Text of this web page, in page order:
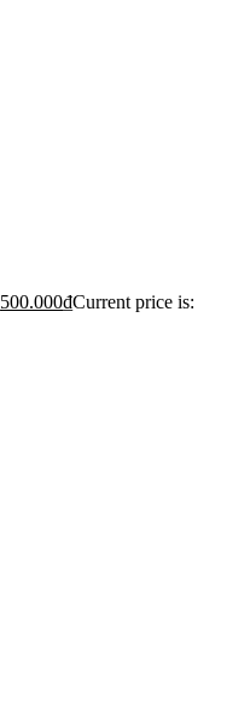
500.000₫Current price is: